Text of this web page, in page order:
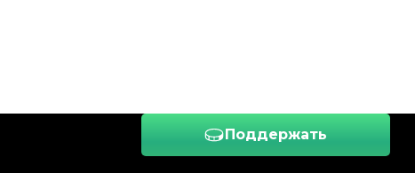
Поддержать